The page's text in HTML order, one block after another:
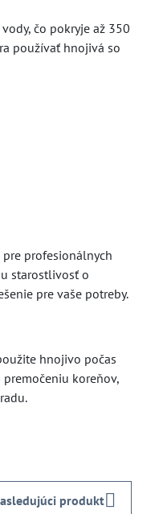
čo pokryje až 350
používať hnojivá so
profesionálnych
starostlivosť o
pre vaše potreby.
hnojivo počas
koreňov,
produkt